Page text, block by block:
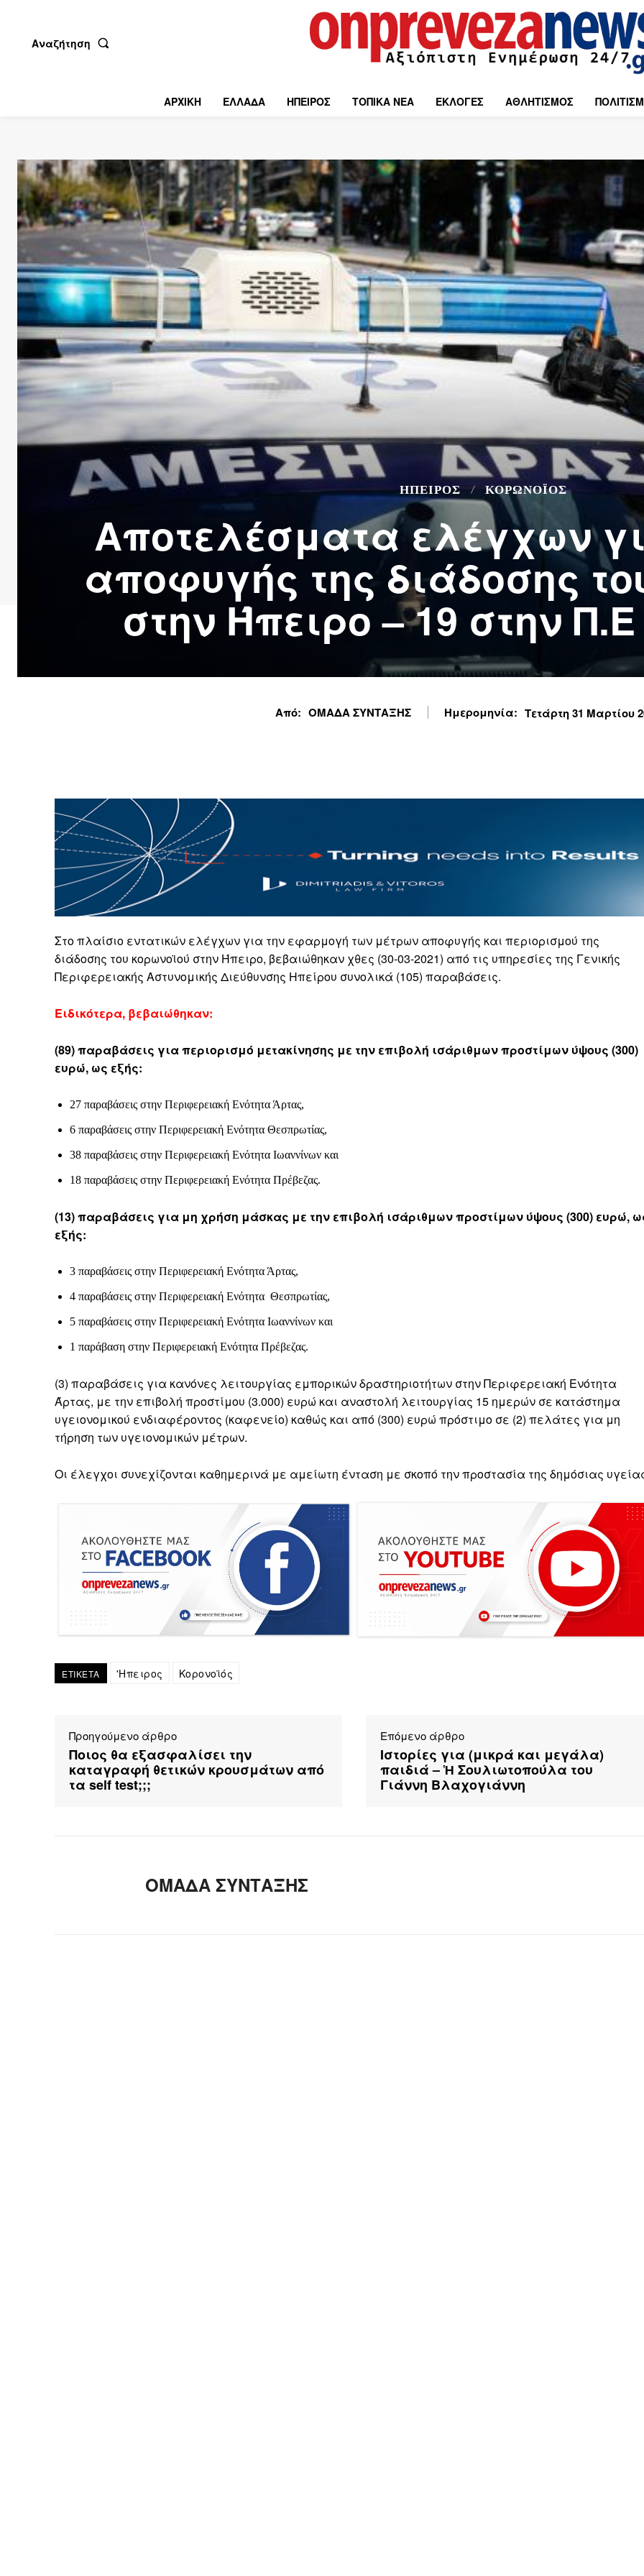
Αναζήτηση
ΑΡΧΙΚΗ ΕΛΛΑΔΑ ΗΠΕΙΡΟΣ ΤΟΠΙΚΑ ΝΕΑ ΕΚΛΟΓΕΣ ΑΘΛΗΤΙΣΜΟΣ
ΉΠΕΙΡΟΣ ΚΟΡΩΝΟΪΌΣ
Αποτελέσματα ελέγχων
αποφυγής της διάδοσης
στην Ήπειρο – 19 στην
Από: ΟΜΑΔΑ ΣΥΝΤΑΞΗΣ Ημερομηνία: Τετάρτη 31 Μαρτίου
Στο πλαίσιο εντατικών ελέγχων για την εφαρμογή των μέτρων αποφυγής και περιορισμού της
διάδοσης του κορωνοϊού στην Ήπειρο, βεβαιώθηκαν χθες (30-03-2021) από τις υπηρεσίες της Γενικής
Περιφερειακής Αστυνομικής Διεύθυνσης Ηπείρου συνολικά (105) παραβάσεις.
Ειδικότερα, βεβαιώθηκαν:
(89) παραβάσεις για περιορισμό μετακίνησης με την επιβολή ισάριθμων προστίμων ύψους (300)
ευρώ, ως εξής:
27 παραβάσεις στην Περιφερειακή Ενότητα Άρτας,
6 παραβάσεις στην Περιφερειακή Ενότητα Θεσπρωτίας,
38 παραβάσεις στην Περιφερειακή Ενότητα Ιωαννίνων και
18 παραβάσεις στην Περιφερειακή Ενότητα Πρέβεζας.
(13) παραβάσεις για μη χρήση μάσκας με την επιβολή ισάριθμων προστίμων ύψους (300) ευρώ,
εξής:
3 παραβάσεις στην Περιφερειακή Ενότητα Άρτας,
4 παραβάσεις στην Περιφερειακή Ενότητα Θεσπρωτίας,
5 παραβάσεις στην Περιφερειακή Ενότητα Ιωαννίνων και
1 παράβαση στην Περιφερειακή Ενότητα Πρέβεζας.
(3) παραβάσεις για κανόνες λειτουργίας εμπορικών δραστηριοτήτων στην Περιφερειακή Ενότητα
Άρτας, με την επιβολή προστίμου (3.000) ευρώ και αναστολή λειτουργίας 15 ημερών σε κατάστημα
υγειονομικού ενδιαφέροντος (καφενείο) καθώς και από (300) ευρώ πρόστιμο σε (2) πελάτες για μη
τήρηση των υγειονομικών μέτρων.
Οι έλεγχοι συνεχίζονται καθημερινά με αμείωτη ένταση με σκοπό την προστασία της δημόσιας
ΕΤΙΚΕΤΑ 'Ηπειρος Κορονοϊός
Προηγούμενο άρθρο
Ποιος θα εξασφαλίσει την
καταγραφή θετικών κρουσμάτων από
τα self test;;;
Επόμενο άρθρο
Ιστορίες για (μικρά και μεγάλα)
παιδιά – Ἡ Σουλιωτοπούλα του
Γιάννη Βλαχογιάννη
ΟΜΑΔΑ ΣΥΝΤΑΞΗΣ